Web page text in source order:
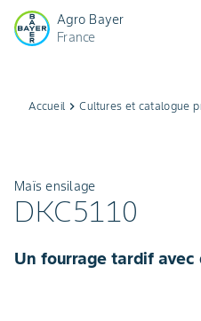
Agro Bayer
France
Accueil keyboard_arrow_rightCultures et catalogue
Maïs ensilage
DKC5110
Un fourrage tardif